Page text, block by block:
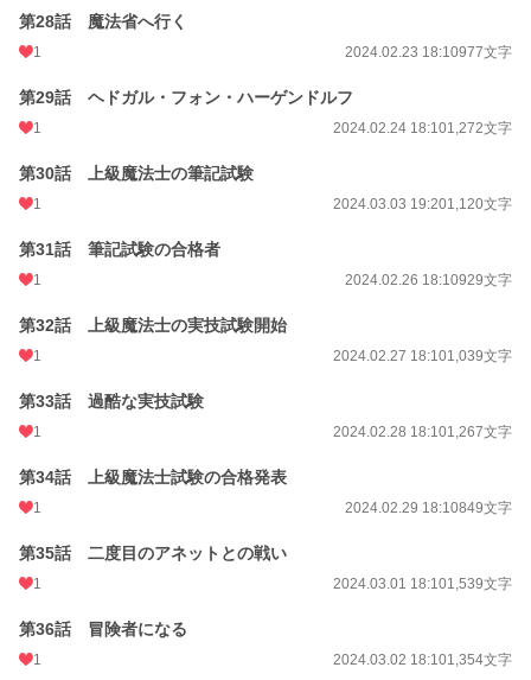
第28話 魔法省へ行く
1 2024.02.23 18:10977文字
第29話 ヘドガル・フォン・ハーゲンドルフ
1 2024.02.24 18:101,272文字
第30話 上級魔法士の筆記試験
1 2024.03.03 19:201,120文字
第31話 筆記試験の合格者
1 2024.02.26 18:10929文字
第32話 上級魔法士の実技試験開始
1 2024.02.27 18:101,039文字
第33話 過酷な実技試験
1 2024.02.28 18:101,267文字
第34話 上級魔法士試験の合格発表
1 2024.02.29 18:10849文字
第35話 二度目のアネットとの戦い
1 2024.03.01 18:101,539文字
第36話 冒険者になる
1 2024.03.02 18:101,354文字